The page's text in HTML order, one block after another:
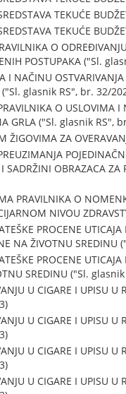
TEKUĆE
TEKUĆE
O
POSTUPAKA ("Sl.
I NAČINU
("Sl. glasnik RS", br. 32/
O USLOVIMA I
GRLA ("Sl. glasnik RS",
ŽIGOVIMA ZA
SADRŽINI OBRAZACA
PRAVILNIKA O
NIVOU
PROCENE
NA ŽIVOTNU
PROCENE
SREDINU ("Sl.
U CIGARE I UPISU
U CIGARE I UPISU
U CIGARE I UPISU
U CIGARE I UPISU